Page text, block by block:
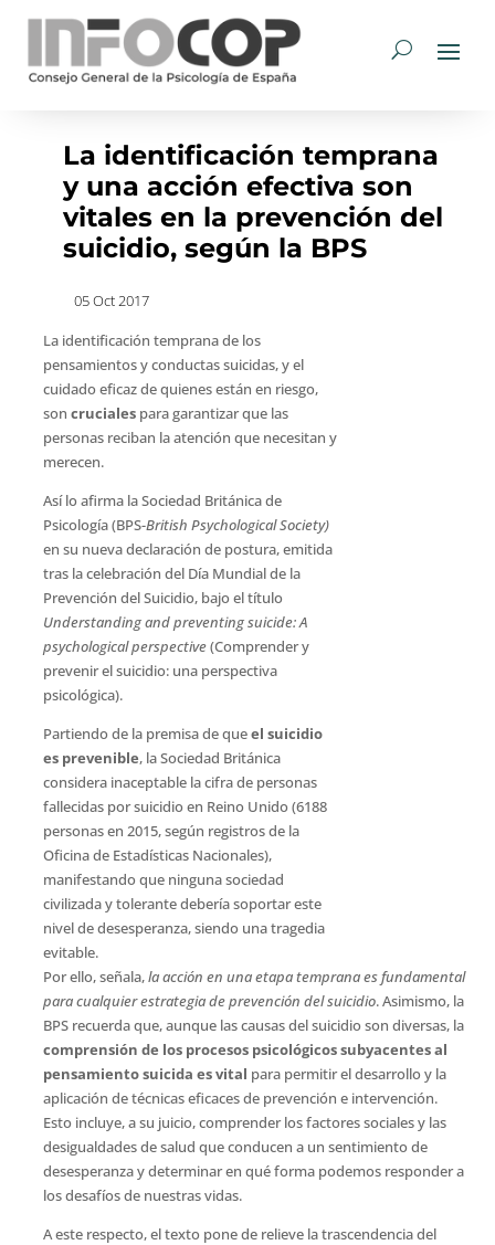
La identificación temprana
y una acción efectiva son
vitales en la prevención del
suicidio, según la BPS
05 Oct 2017
La identificación temprana de los
pensamientos y conductas suicidas, y el
cuidado eficaz de quienes están en riesgo,
son crucialespara garantizar que las
personas reciban la atención que necesitan y
merecen.
Así lo afirma la Sociedad Británica de
Psicología (BPS-British Psychological Society)
en su nueva declaración de postura, emitida
tras la celebración del Día Mundial de la
Prevención del Suicidio, bajo el título
Understanding and preventing suicide: A
psychological perspective(Comprender y
prevenir el suicidio: una perspectiva
psicológica).
Partiendo de la premisa de queel suicidio
es prevenible, la Sociedad Británica
considera inaceptable la cifra de personas
fallecidas por suicidio en Reino Unido (6188
personas en 2015, según registros de la
Oficina de Estadísticas Nacionales),
manifestando que ninguna sociedad
civilizada y tolerante debería soportar este
nivel de desesperanza, siendo una tragedia
evitable.
Por ello, señala,la acción en una etapa temprana es fundamental
para cualquier estrategia de prevención del suicidio. Asimismo, la
BPS recuerda que, aunque las causas del suicidio son diversas, la
comprensión de los procesos psicológicos subyacentes al
pensamiento suicida es vital para permitir el desarrollo y la
aplicación de técnicas eficaces de prevención e intervención.
Esto incluye, a su juicio, comprender los factores sociales y las
desigualdades de salud que conducen a un sentimiento de
desesperanza y determinar en qué forma podemos responder a
los desafíos de nuestras vidas.
A este respecto, el texto pone de relieve la trascendencia del